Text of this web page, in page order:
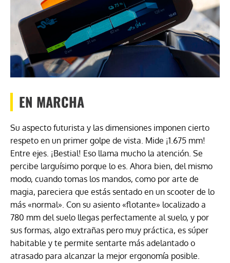
EN MARCHA
Su aspecto futurista y las dimensiones imponen cierto
respeto en un primer golpe de vista. Mide ¡1.675 mm!
Entre ejes. ¡Bestial! Eso llama mucho la atención. Se
percibe larguísimo porque lo es. Ahora bien, del mismo
modo, cuando tomas los mandos, como por arte de
magia, pareciera que estás sentado en un scooter de lo
más «normal». Con su asiento «flotante» localizado a
780 mm del suelo llegas perfectamente al suelo, y por
sus formas, algo extrañas pero muy práctica, es súper
habitable y te permite sentarte más adelantado o
atrasado para alcanzar la mejor ergonomía posible.